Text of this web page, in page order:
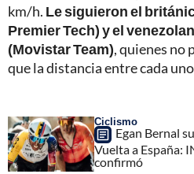
km/h. Le siguieron el
Premier Tech) y el
(Movistar Team), quienes no
que la distancia entre cada
Ciclismo
Egan Bernal
Vuelta a España:
confirmó